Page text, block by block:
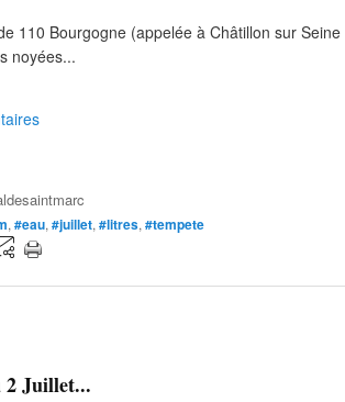
110 Bourgogne (appelée à Châtillon sur
noyées...
, #eau, #juillet, #litres, #tempete
2 Juillet...